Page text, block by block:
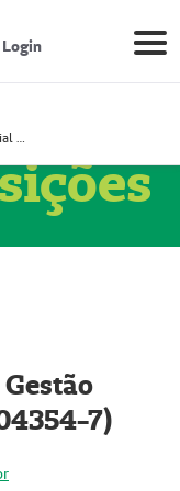
Login
Prestador Essencial Gestão em Saúde Ereli (51004354-7)
7)